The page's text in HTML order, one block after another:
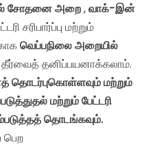
சோதனை அறை,வாக்-இன்
சரிபார்ப்பு மற்றும்
வெப்பநிலை அறையில்
தீர்வைத் தனிப்பயனாக்கலாம்.
தொடர்புகொள்ளவும் மற்றும்
மற்றும் பேட்டரி
தொடங்கவும்.